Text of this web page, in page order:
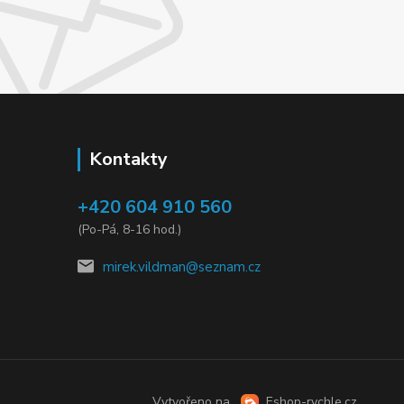
Kontakty
+420 604 910 560
(Po-Pá, 8-16 hod.)
mirek.vildman@seznam.cz